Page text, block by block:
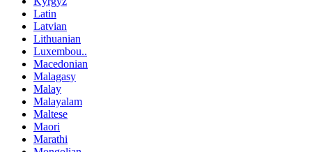
Latin
Latvian
Lithuanian
Luxembou..
Macedonian
Malagasy
Malay
Malayalam
Maltese
Maori
Marathi